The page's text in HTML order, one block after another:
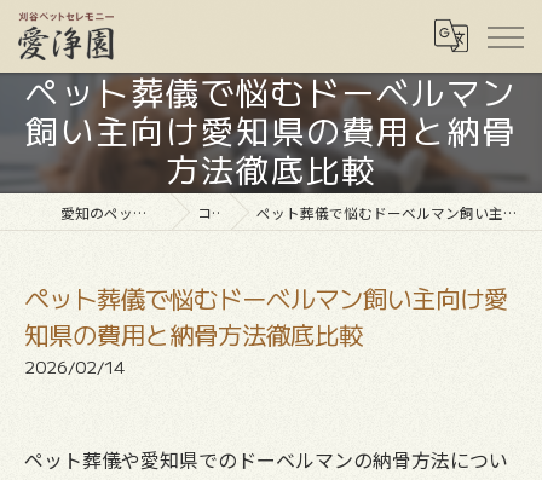
ペット葬儀で悩むドーベルマン
飼い主向け愛知県の費用と納骨
方法徹底比較
愛知のペット葬儀なら愛浄園 コラム ペット葬儀で悩むドーベルマン飼い主向け愛知県の費用と納骨方法徹底比較
ペット葬儀で悩むドーベルマン飼い主向け愛
知県の費用と納骨方法徹底比較
2026/02/14
ペット葬儀や愛知県でのドーベルマンの納骨方法につい